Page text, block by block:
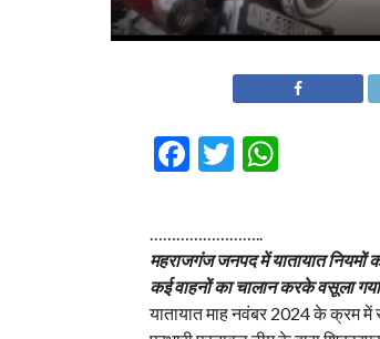
Facebook
Twitter
……………………..
महराजगंज जनपद में यातायात नियमों
कई वाहनों का चालान करके वसूला
यातायात माह नवंबर 2024 के क्रम में